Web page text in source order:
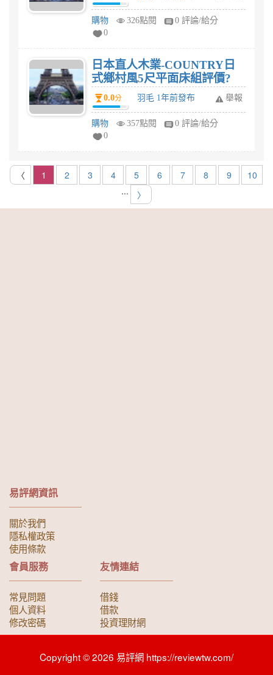
購物 326點閱
0 評論/給分
0
日本直人木業-COUNTRY日
式鄉村風5尺平面床組評價?
0.0分 羽毛 1年前發布 舉報
購物 357點閱
0 評論/給分
0
〈 1 2 3 4 5 6 7 8 9
10
...
〉
易評網資訊
關於我們
隱私權政策
使用條款
會員服務
常見問題
個人資料
修改密碼
友情連結
借錢
借款
投資理財網
Copyright © 2026 易評網 https://reviewtw.com/